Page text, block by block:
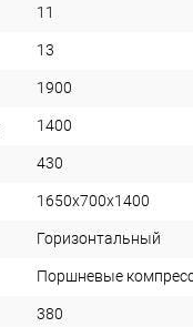
11
13
1900
1400
430
1650х700х1400
Горизонтальный
Поршневые
380